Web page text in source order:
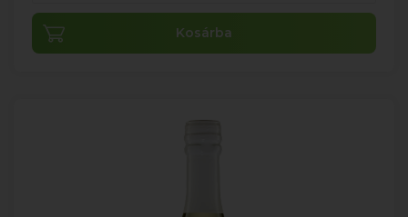
Kosárba